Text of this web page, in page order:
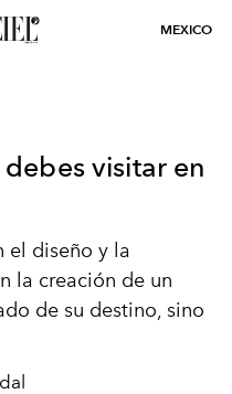
MEXICO
visitar en
el diseño y la
la creación de un
de su destino, sino